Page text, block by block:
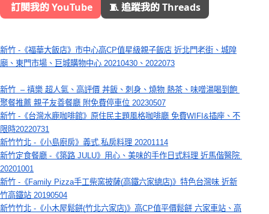
️ 訂閱我的 YouTube
🧵 追蹤我的 Threads
新竹 -《福華大飯店》市中心高CP值星級親子飯店 近北門老街、城隍
廟、東門市場、巨城購物中心 20210430、2022073
新竹  – 禧樂 超人氣、高評價 丼飯、刺身、燒物 熱茶、味噌湯喝到飽
聚餐推薦 親子友善餐廳 附免費停車位 20230507
新竹 -《台灣水鹿咖啡館》原住民主題風格咖啡廳 免費WIFI&插座、不
限時20220731
新竹竹北 -《小島廚房》義式.私房料理 20201114
新竹定食餐廳 -《築路 JULU》用心、美味的手作日式料理 近馬偕醫院
20201001
新竹 -《Family Pizza手工柴窯披薩(高鐵六家總店)》特色台灣味 近新
竹高鐵站 20190504
新竹竹北 -《小木屋鬆餅(竹北六家店)》高CP值平價鬆餅 六家車站、高